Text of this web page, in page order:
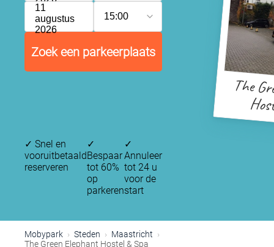
11
augustus
2026
15:00
Zoek een parkeerplaats
The
✓ Snel en
vooruitbetaald
reserveren
✓
Bespaar
tot 60%
op
parkeren
✓
Annuleer
tot 24 u
voor de
start
Mobypark Steden
Maastricht
The Green Elephant Hostel & Spa